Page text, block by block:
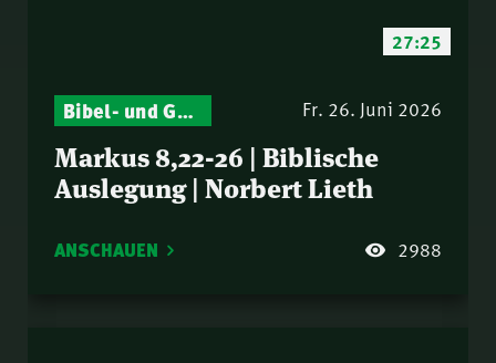
27:25
Bibel- und Gebetsstunde – Jeden Donnerstag neu: Vers-für-Vers-Auslegungen Fr. 26. Juni 2026
Markus 8,22-26 | Biblische
Auslegung | Norbert Lieth
ANSCHAUEN 2988